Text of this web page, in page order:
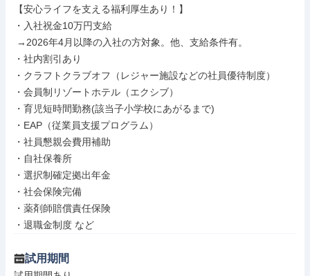
【安心ライフを支える福利厚生あり！】
・入社祝金10万円支給
・社内割引あり
・クラフトクラブオフ（レジャー施設などの社員優待制度）
・会員制リゾートホテル（エクシブ）
・育児短時間勤務(該当子小学校にあがるまで)
・EAP（従業員支援プログラム）
・社員懇親会費用補助
・自社保養所
・選択制確定拠出年金
・社会保険完備
・薬剤師賠償責任保険
・退職金制度 など
試用期間